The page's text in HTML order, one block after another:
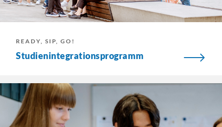
READY, SIP, GO!
Studienintegrationsprogramm